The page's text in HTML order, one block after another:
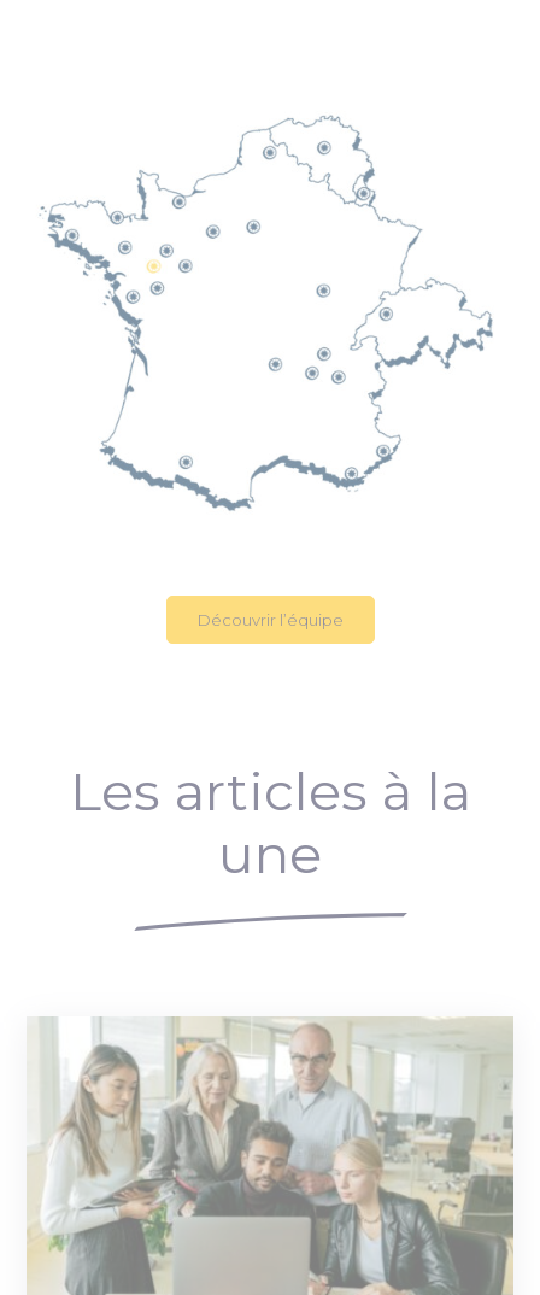
Découvrir l’équipe
Les articles à la
une